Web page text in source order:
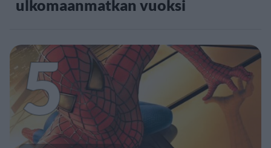
ulkomaanmatkan vuoksi
5